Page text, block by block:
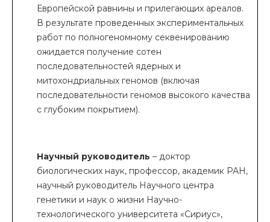
Европейской равнины и прилегающих ареалов.
В результате проведенных экспериментальных
работ по полногеномному секвенированию
ожидается получение сотен
последовательностей ядерных и
митохондриальных геномов (включая
последовательности геномов высокого качества
с глубоким покрытием).
Научный руководитель – доктор
биологических наук, профессор, академик РАН,
научный руководитель Научного центра
генетики и наук о жизни Научно-
технологического университета «Сириус»,